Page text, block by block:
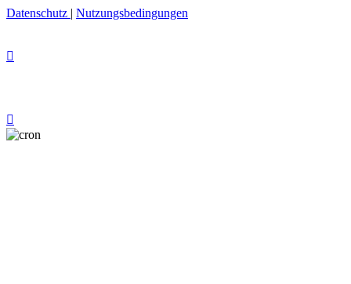
Datenschutz | Nutzungsbedingungen